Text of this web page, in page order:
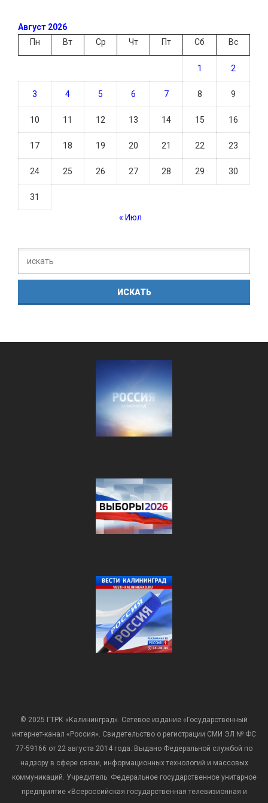
Август 2026
Пн
Вт Ср Чт Пт Сб Вс
1 2
3 4 5 6 7 8 9
10 11 12 13 14 15 16
17 18 19 20 21 22 23
24 25 26 27 28 29 30
31
« Июл
© 2025 ГТРК «Калининград». Сетевое издание «Государственный
интернет-канал «Россия». Свидетельство о регистрации СМИ ЭЛ № ФС
77-59166 от 22 августа 2014 года. Выдано Федеральной службой по
надзору в сфере связи, информационных технологий и массовых
коммуникаций. Учредитель: Федеральное государственное унитарное
предприятие «Всероссийская государственная телевизионная и